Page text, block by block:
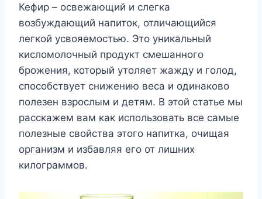
Кефир – освежающий и слегка
возбуждающий напиток, отличающийся
легкой усвояемостью. Это уникальный
кисломолочный продукт смешанного
брожения, который утоляет жажду и голод,
способствует снижению веса и одинаково
полезен взрослым и детям. В этой статье мы
расскажем вам как использовать все самые
полезные свойства этого напитка, очищая
организм и избавляя его от лишних
килограммов.